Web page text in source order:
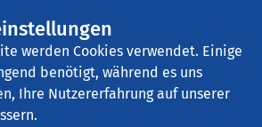
werden Cookies verwendet. Einige
benötigt, während es uns
Ihre Nutzererfahrung auf unserer